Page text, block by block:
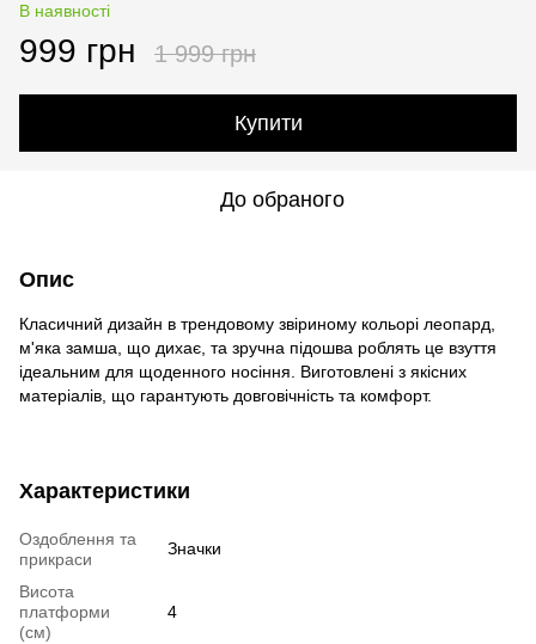
В наявності
999 грн 1 999 грн
Купити
До обраного
Опис
Класичний дизайн в трендовому звіриному кольорі леопард,
м'яка замша, що дихає, та зручна підошва роблять це взуття
ідеальним для щоденного носіння. Виготовлені з якісних
матеріалів, що гарантують довговічність та комфорт.
Характеристики
Оздоблення та
прикраси
Значки
Висота
платформи
(см)
4